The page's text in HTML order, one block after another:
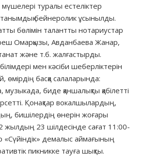
мүшелері туралы естеліктер
танымдық бейнеролик ұсынылды.
бөлімін талантты нотариустар
Омарқызы, Авданбаева Жанар,
және т.б. жалғастырды.
мен кәсіби шеберліктерін
өмірдің басқа салаларында:
биде қаншалықты қабілетті
Қонақтар вокалшылардың,
бишілердің өнерін жоғары
жылдың 23 шілдесінде сағат 11:00-
«Сүйіндік» демалыс аймағының
пикникке тауға шықты.